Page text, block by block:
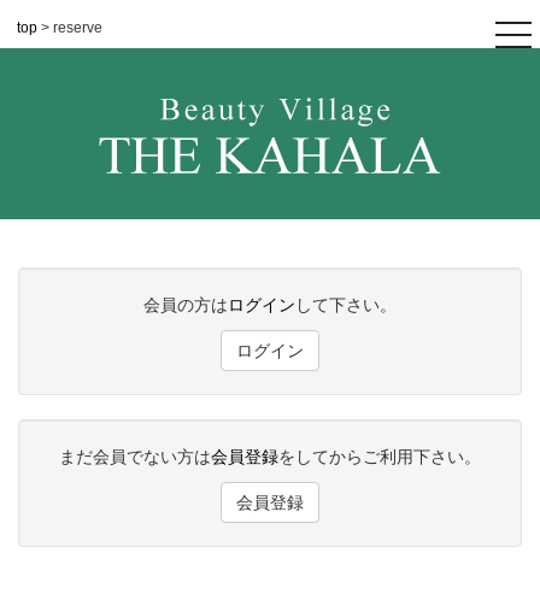
top > reserve
会員の方はログイン して下さい。
ログイン
まだ会員でない方は会員登録をしてからご利用下さい。
会員登録